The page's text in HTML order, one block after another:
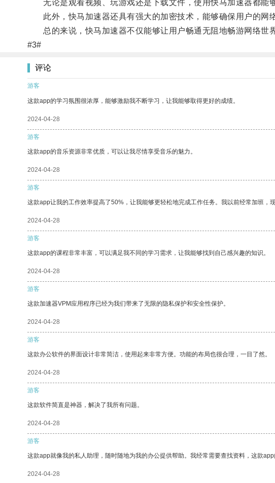
无论是观看视频、玩游戏还是下载文件，使用快马加速器都能
此外，快马加速器还具有强大的加密技术，能够确保用户的网络
总的来说，快马加速器不仅能够让用户畅通无阻地畅游网络世
#3#
评论
游客
这款app的学习氛围很浓厚，能够激励我不断学习，让我能够取得更好的成绩。
2024-04-28
游客
这款app的音乐资源非常优质，可以让我尽情享受音乐的魅力。
2024-04-28
游客
这款app让我的工作效率提高了50%，让我能够更轻松地完成工作任务。我以前经常加班，
2024-04-28
游客
这款app的课程非常丰富，可以满足我不同的学习需求，让我能够找到自己感兴趣的知识。
2024-04-28
游客
这款加速器VPM应用程序已经为我们带来了无限的隐私保护和安全性保护。
2024-04-28
游客
这款办公软件的界面设计非常简洁，使用起来非常方便。功能的布局也很合理，一目了然。
2024-04-28
游客
这款软件简直是神器，解决了我所有问题。
2024-04-28
游客
这款app就像我的私人助理，随时随地为我的办公提供帮助。我经常需要查找资料，这款
2024-04-28